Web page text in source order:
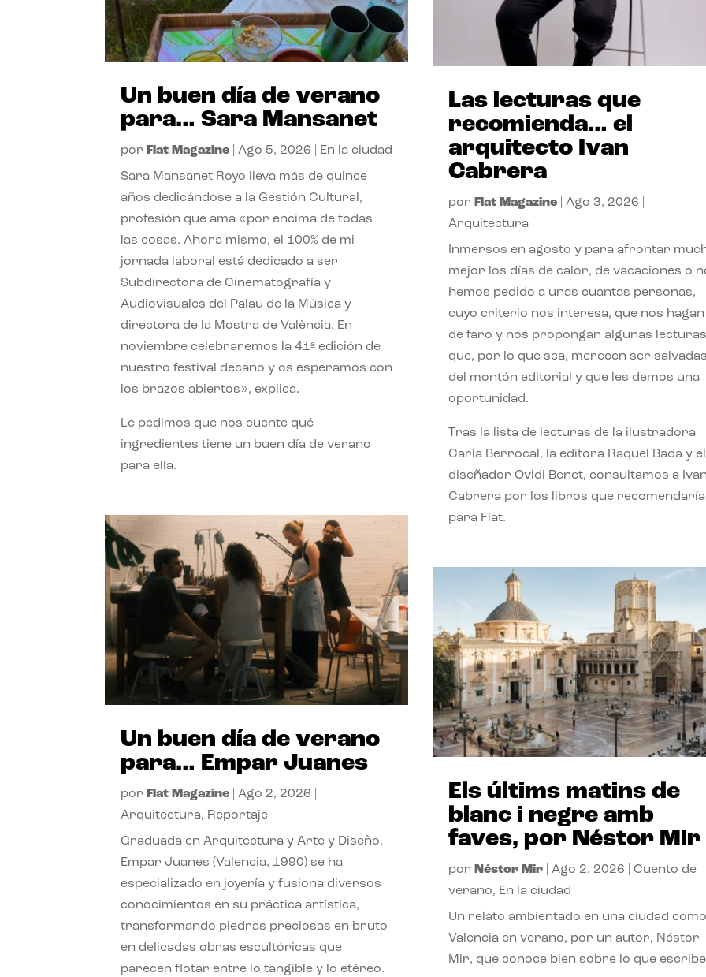
Un buen día de verano
para… Sara Mansanet
por Flat Magazine |Ago 5, 2026 En la ciudad
Sara Mansanet Royo lleva más de quince
años dedicándose a la Gestión Cultural,
profesión que ama «por encima de todas
las cosas. Ahora mismo, el 100% de mi
jornada laboral está dedicado a ser
Subdirectora de Cinematografía y
Audiovisuales del Palau de la Música y
directora de la Mostra de València. En
noviembre celebraremos la 41ª edición de
nuestro festival decano y os esperamos con
los brazos abiertos», explica.
Le pedimos que nos cuente qué
ingredientes tiene un buen día de verano
para ella.
Un buen día de verano
para… Empar Juanes
por Flat Magazine |Ago 2, 2026
Arquitectura, Reportaje
Graduada en Arquitectura y Arte y Diseño,
Empar Juanes (Valencia, 1990) se ha
especializado en joyería y fusiona diversos
conocimientos en su práctica artística,
transformando piedras preciosas en bruto
en delicadas obras escultóricas que
parecen flotar entre lo tangible y lo etéreo.
Las lecturas que
recomienda… el
arquitecto Ivan
Cabrera
por Flat Magazine| Ago 3, 2026
Arquitectura
Inmersos en agosto y para afrontar
mejor los días de calor, de vacaciones o
hemos pedido a unas cuantas personas,
cuyo criterio nos interesa, que nos hagan
de faro y nos propongan algunas lecturas
que, por lo que sea, merecen ser
del montón editorial y que les demos una
oportunidad.
Tras la lista de lecturas de la ilustradora
Carla Berrocal, la editora Raquel Bada y el
diseñador Ovidi Benet, consultamos a
Cabrera por los libros que recomendaría
para Flat.
Els últims matins de
blanc i negre amb
faves, por Néstor Mir
por Néstor Mir| Ago 2, 2026
Cuento de
verano, En la ciudad
Un relato ambientado en una ciudad como
Valencia en verano, por un autor, Néstor
Mir, que conoce bien sobre lo que